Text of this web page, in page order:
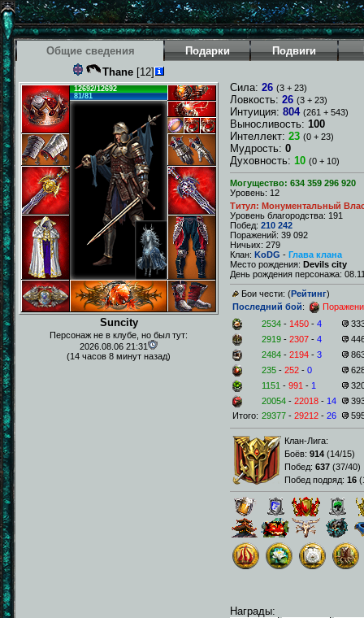
Общие сведения Подарки Подвиги
Thane [12]
12692/12692
81/81
Suncity
Персонаж не в клубе, но был тут:
2026.08.06 21:31
(14 часов 8 минут назад)
Сила: 26 (3 + 23)
Ловкость: 26 (3 + 23)
Интуиция: 804 (261 + 543)
Выносливость: 100
Интеллект: 23 (0 + 23)
Мудрость: 0
Духовность: 10 (0 + 10)
Могущество: 634 359 296 920
Уровень: 12
Титул: Монументальный
Уровень благородства: 191
Побед: 210 242
Поражений: 39 092
Ничьих: 279
Клан: KoDG - Глава клана
Место рождения: Devils city
День рождения персонажа:
Бои чести: (Рейтинг)
Последний бой:
2534 - 1450 - 4
2919 - 2307 - 4
2484 - 2194 - 3
235 - 252 - 0
1151 - 991 - 1
20054 - 22018 - 14
Итого: 29377 - 29212 - 26
Клан-Лига:
Боёв: 914 (14/15)
Побед: 637 (37/40)
Побед подряд: 16 (
Награды: